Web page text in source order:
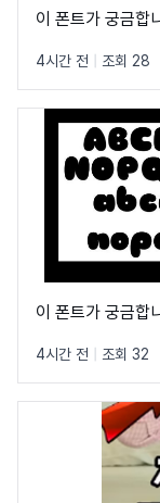
이 폰트가 궁금합
4시간 전 조회 28
이 폰트가 궁금합
4시간 전 조회 32